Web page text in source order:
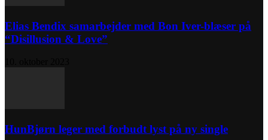
Elias Bendix samarbejder med Bon Iver-blæser på
“Disillusion & Love”
HunBjørn leger med forbudt lyst på ny single